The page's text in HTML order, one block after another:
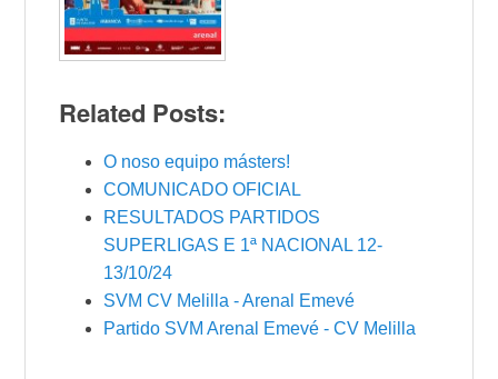
Related Posts:
O noso equipo másters!
COMUNICADO OFICIAL
RESULTADOS PARTIDOS
SUPERLIGAS E 1ª NACIONAL 12-
13/10/24
SVM CV Melilla - Arenal Emevé
Partido SVM Arenal Emevé - CV Melilla